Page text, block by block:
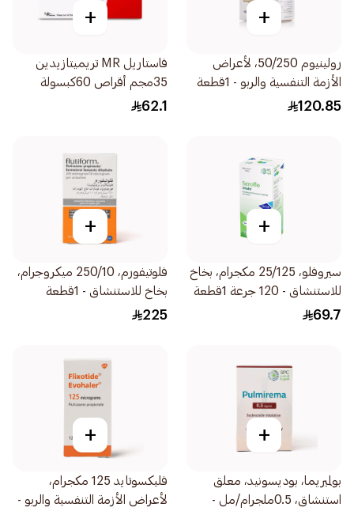
+
رولينيوم 50/250، لأعراض
الأزمة التنفسية والربو - 1قطعة
120.85
+
فاستاريل MR تريميتازيدين
35مجم أقراص 60كبسولة
62.1
+
سيروفلو، 25/125 مكجرام، بخاخ
للاستنشاق - 120 جرعة 1قطعة
69.7
+
فلوتيفورم، 250/10 ميكروجرام،
بخاخ للاستنشاق - 1قطعة
225
+
بولميريما، بوديسونيد، معلق
استنشاق، 0.5ملجرام/مل -
+
فليكسوتايد 125 مكجرام،
لأعراض الأزمة التنفسية والربو -